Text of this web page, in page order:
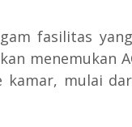
fasilitas
menemukan
mulai